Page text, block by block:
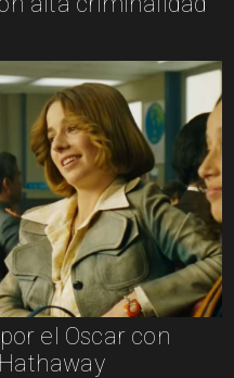
el Oscar con